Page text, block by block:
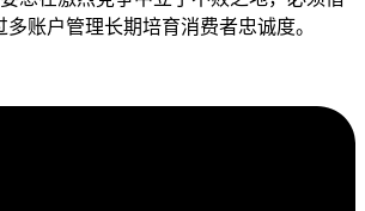
账户管理长期培育消费者忠诚度。